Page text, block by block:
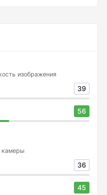
изображения
39
56
камеры
36
45